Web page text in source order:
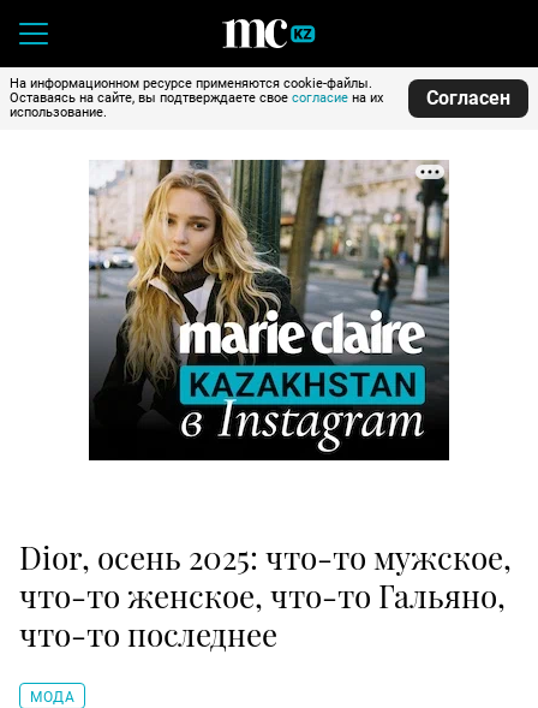
На информационном ресурсе применяются cookie-файлы.
Оставаясь на сайте, вы подтверждаете свое согласие на их
использование.
Согласен
Dior, осень 2025: что-то мужское,
что-то женское, что-то Гальяно,
что-то последнее
МОДА